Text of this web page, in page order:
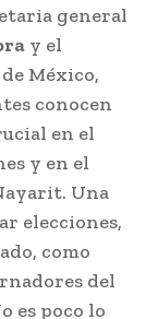
general
y el
México,
conocen
en el
y en el
Una
elecciones,
como
del
es poco lo